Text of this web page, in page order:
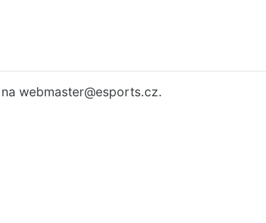
webmaster@esports.cz.